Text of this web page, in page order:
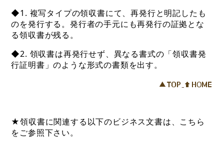
◆1. 複写タイプの領収書にて、再発行と明記したも
のを発行する。発行者の手元にも再発行の証拠とな
る領収書が残る。
◆2. 領収書は再発行せず、異なる書式の「領収書発
行証明書」のような形式の書類を出す。
★領収書に関連する以下のビジネス文書は、こちら
をご参照下さい。